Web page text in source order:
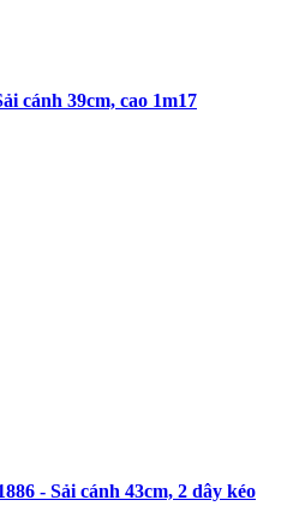
cánh 39cm, cao 1m17
- Sải cánh 43cm, 2 dây kéo